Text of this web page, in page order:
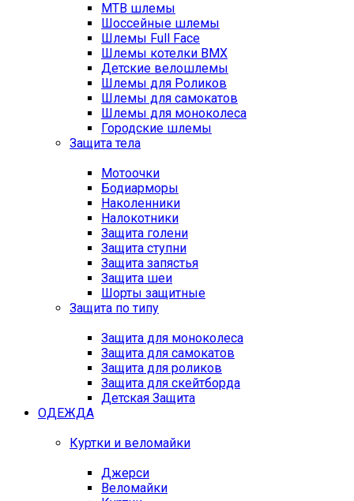
MTB шлемы
Шоссейные шлемы
Шлемы Full Face
Шлемы котелки BMX
Детские велошлемы
Шлемы для Роликов
Шлемы для самокатов
Шлемы для моноколеса
Городские шлемы
Защита тела
Мотоочки
Бодиарморы
Наколенники
Налокотники
Защита голени
Защита ступни
Защита запястья
Защита шеи
Шорты защитные
Защита по типу
Защита для моноколеса
Защита для самокатов
Защита для роликов
Защита для скейтборда
Детская Защита
ОДЕЖДА
Куртки и веломайки
Джерси
Веломайки